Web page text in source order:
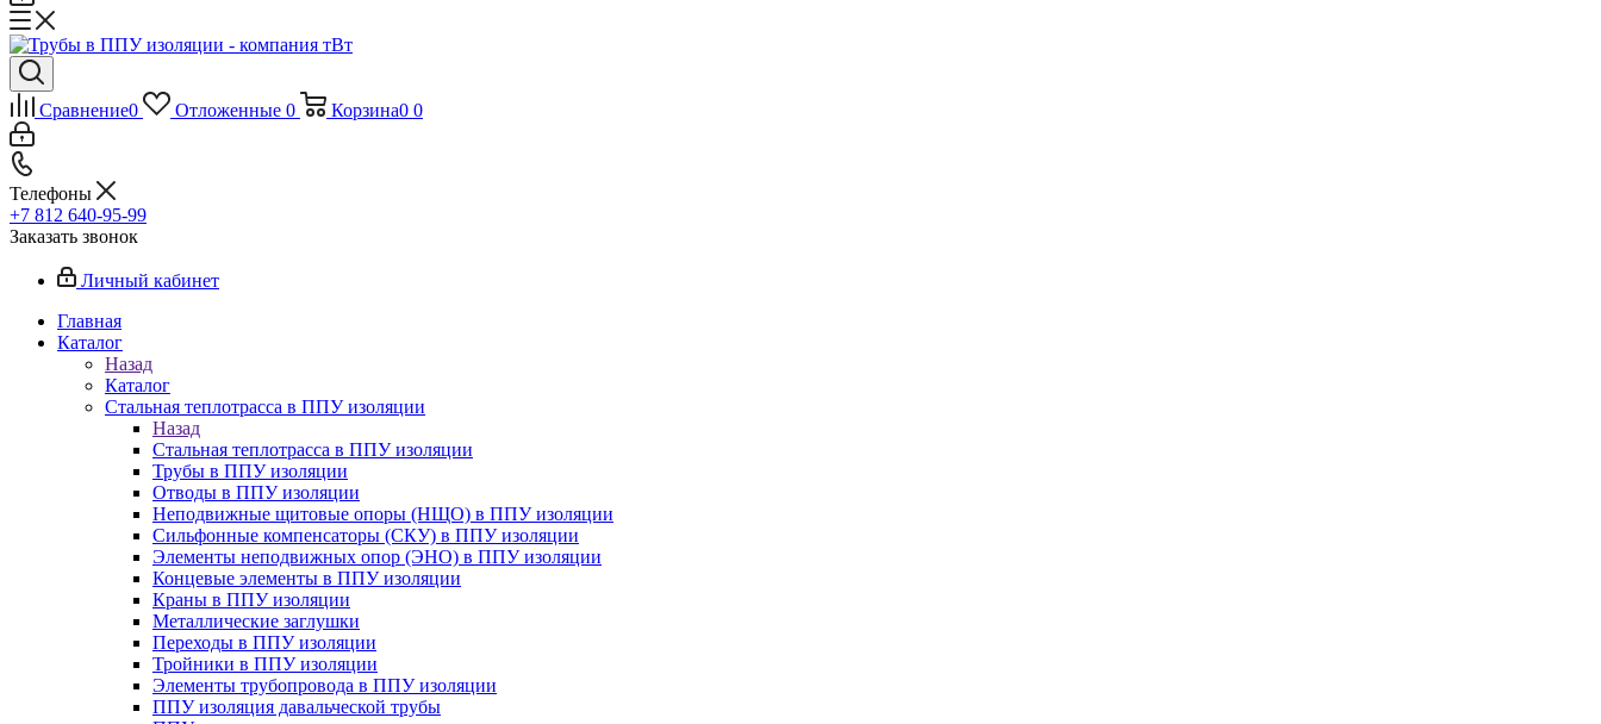
Сравнение0 Отложенные 0 Корзина0 0
Телефоны
+7 812 640-95-99
Заказать звонок
Личный кабинет
Главная
Каталог
Назад
Каталог
Стальная теплотрасса в ППУ изоляции
Назад
Стальная теплотрасса в ППУ изоляции
Трубы в ППУ изоляции
Отводы в ППУ изоляции
Неподвижные щитовые опоры (НЩО) в ППУ изоляции
Cильфонные компенсаторы (СКУ) в ППУ изоляции
Элементы неподвижных опор (ЭНО) в ППУ изоляции
Концевые элементы в ППУ изоляции
Краны в ППУ изоляции
Металлические заглушки
Переходы в ППУ изоляции
Тройники в ППУ изоляции
Элементы трубопровода в ППУ изоляции
ППУ изоляция давальческой трубы